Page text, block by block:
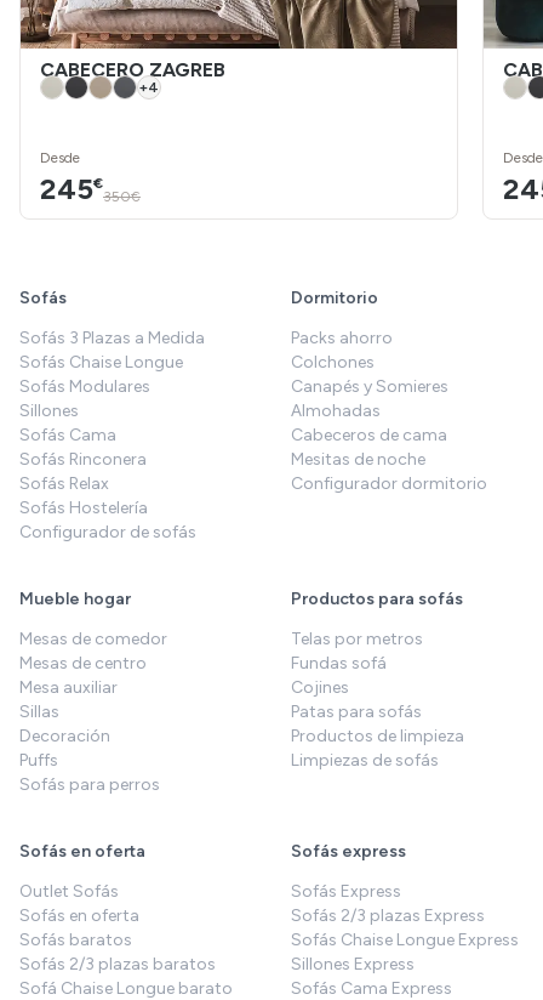
CABECERO ZAGREB
+4
Desde
245€
350€
Desde
Sofás
Sofás 3 Plazas a Medida
Sofás Chaise Longue
Sofás Modulares
Sillones
Sofás Cama
Sofás Rinconera
Sofás Relax
Sofás Hostelería
Configurador de sofás
Dormitorio
Packs ahorro
Colchones
Canapés y Somieres
Almohadas
Cabeceros de cama
Mesitas de noche
Configurador dormitorio
Mueble hogar
Mesas de comedor
Mesas de centro
Mesa auxiliar
Sillas
Decoración
Puffs
Sofás para perros
Productos para sofás
Telas por metros
Fundas sofá
Cojines
Patas para sofás
Productos de limpieza
Limpiezas de sofás
Sofás en oferta
Outlet Sofás
Sofás en oferta
Sofás baratos
Sofás 2/3 plazas baratos
Sofá Chaise Longue barato
Sofás express
Sofás Express
Sofás 2/3 plazas Express
Sofás Chaise Longue Express
Sillones Express
Sofás Cama Express